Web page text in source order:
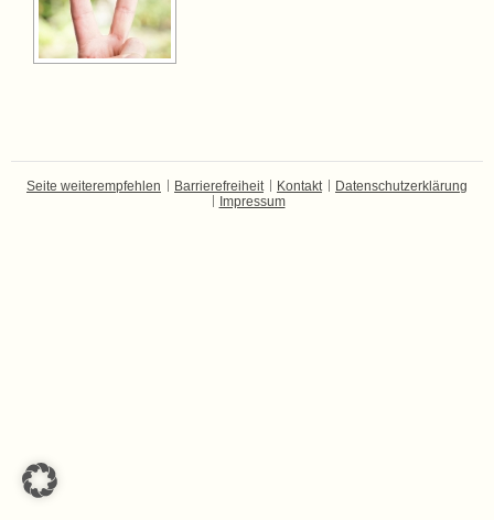
Seite weiterempfehlen Barrierefreiheit Kontakt
Datenschutzerklärung
Impressum